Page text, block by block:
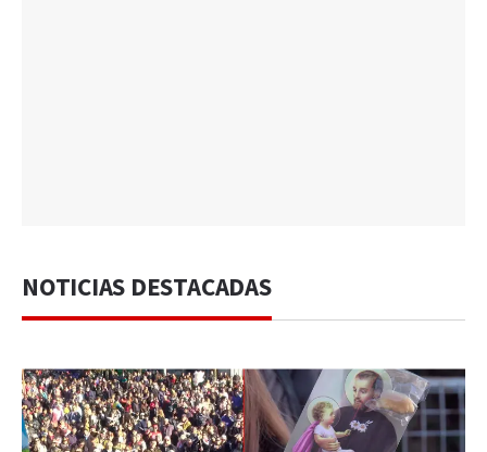
NOTICIAS DESTACADAS